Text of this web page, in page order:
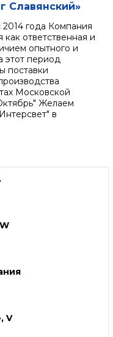
Славянский»
года Компания
ответственная и
опытного и
этот период
поставки
Московской
Желаем
в
V